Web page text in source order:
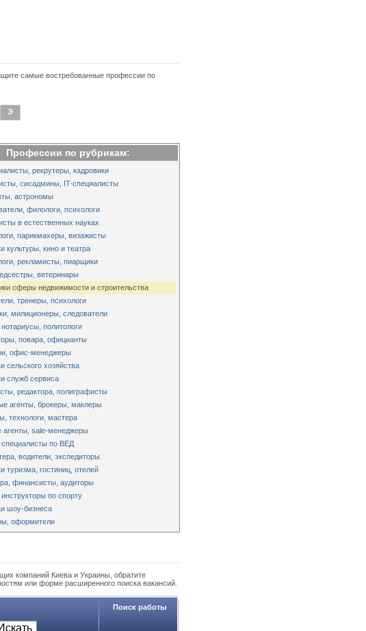
самые востребованные профессии по
Э
Профессии по рубрикам:
рекрутеры, кадровики
сисадмины, IT-специалисты
астрономы
филологи, психологи
в естественных науках
парикмахеры, визажисты
культуры, кино и театра
рекламисты, пиарщики
ветеринары
сферы недвижимости и строительства
тренеры, психологи
милиционеры, следователи
политологи
повара, официанты
офис-менеджеры
сельского хозяйства
служб сервиса
редактора, полиграфисты
агенты, брокеры, маклеры
технологи, мастера
агенты, sale-менеджеры
специалисты по ВЕД
водители, экспедиторы
туризма, гостиниц, отелей
финансисты, аудиторы
по спорту
шоу-бизнеса
оформители
компаний Киева и Украины, обратите
или форме расширенного поиска вакансий.
Поиск работы